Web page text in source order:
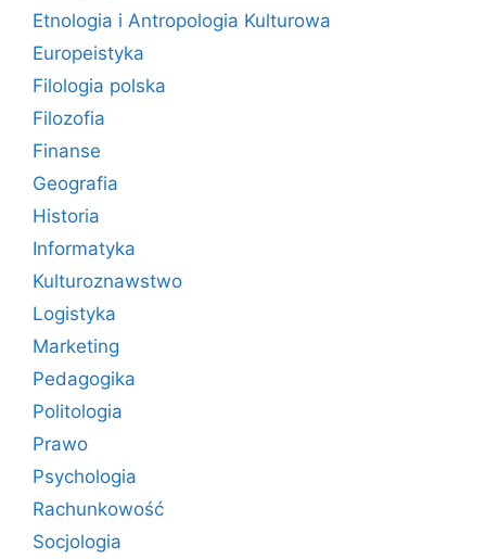
Etnologia i Antropologia Kulturowa
Europeistyka
Filologia polska
Filozofia
Finanse
Geografia
Historia
Informatyka
Kulturoznawstwo
Logistyka
Marketing
Pedagogika
Politologia
Prawo
Psychologia
Rachunkowość
Socjologia